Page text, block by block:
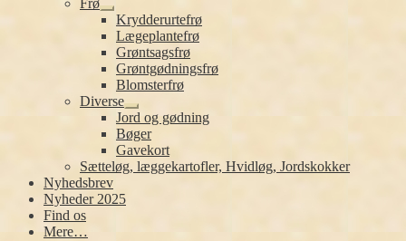
Frø
Udfold
undermenu
Krydderurtefrø
Lægeplantefrø
Grøntsagsfrø
Grøntgødningsfrø
Blomsterfrø
Diverse
Udfold
undermenu
Jord og gødning
Bøger
Gavekort
Sætteløg, læggekartofler, Hvidløg, Jordskokker
Nyhedsbrev
Nyheder 2025
Find os
Mere…